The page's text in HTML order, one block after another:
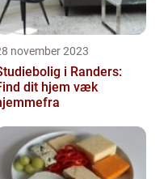
november 2023
i Randers:
dit hjem væk